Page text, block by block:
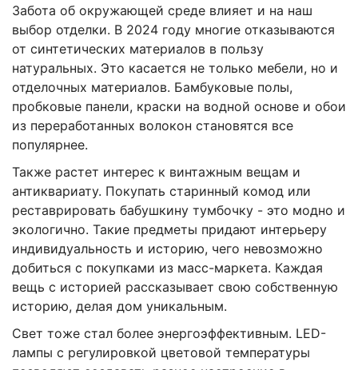
Забота об окружающей среде влияет и на наш
выбор отделки. В 2024 году многие отказываются
от синтетических материалов в пользу
натуральных. Это касается не только мебели, но и
отделочных материалов. Бамбуковые полы,
пробковые панели, краски на водной основе и обои
из переработанных волокон становятся все
популярнее.
Также растет интерес к винтажным вещам и
антиквариату. Покупать старинный комод или
реставрировать бабушкину тумбочку - это модно и
экологично. Такие предметы придают интерьеру
индивидуальность и историю, чего невозможно
добиться с покупками из масс-маркета. Каждая
вещь с историей рассказывает свою собственную
историю, делая дом уникальным.
Свет тоже стал более энергоэффективным. LED-
лампы с регулировкой цветовой температуры